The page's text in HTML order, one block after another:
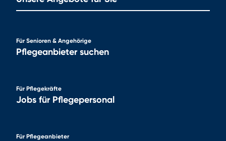
Für Senioren & Angehörige
Pflegeanbieter suchen
Für Pflegekräfte
Jobs für Pflegepersonal
Für Pflegeanbieter